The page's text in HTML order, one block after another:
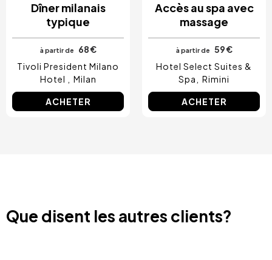
Dîner milanais
typique
à partir de
68 €
Tivoli President Milano
Hotel
Milan
ACHETER
Accès au spa avec
massage
à partir de
59 €
Hotel Select Suites &
Spa
Rimini
ACHETER
Que disent les autres clients?